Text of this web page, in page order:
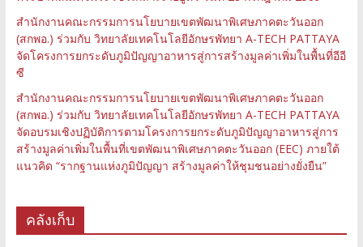
สำนักงานคณะกรรมการนโยบายเขตพัฒนาพิเศษภาคตะวันออก
(สกพอ.) ร่วมกับ วิทยาลัยเทคโนโลยีอักษรพัทยา A-TECH PATTAYA
จัดโครงการยกระดับภูมิปัญญาอาหารสู่การสร้างมูลค่าเพิ่มในพื้นที่อีอี
ซี
สำนักงานคณะกรรมการนโยบายเขตพัฒนาพิเศษภาคตะวันออก
(สกพอ.) ร่วมกับ วิทยาลัยเทคโนโลยีอักษรพัทยา A-TECH PATTAYA
จัดอบรมเชิงปฏิบัติการตามโครงการยกระดับภูมิปัญญาอาหารสู่การ
สร้างมูลค่าเพิ่มในพื้นที่เขตพัฒนาพิเศษภาคตะวันออก (EEC) ภายใต้
แนวคิด “รากฐานแห่งภูมิปัญญา สร้างมูลค่าให้ชุมชนอย่างยั่งยืน”
คลังเก็บ